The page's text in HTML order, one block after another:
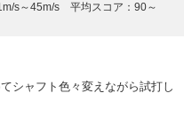
s～45m/s 平均スコア：90～
シャフト色々変えながら試打し